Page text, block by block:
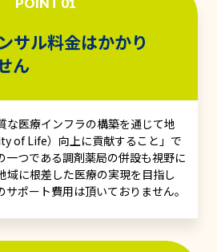
POINT 01
サル料金はかかり
ん
な医療インフラの構築を通じて地
of Life）向上に貢献すること」で
一つである調剤薬局の併設も視野に
域に根差した医療の実現を目指し
ポート費用は頂いておりません。